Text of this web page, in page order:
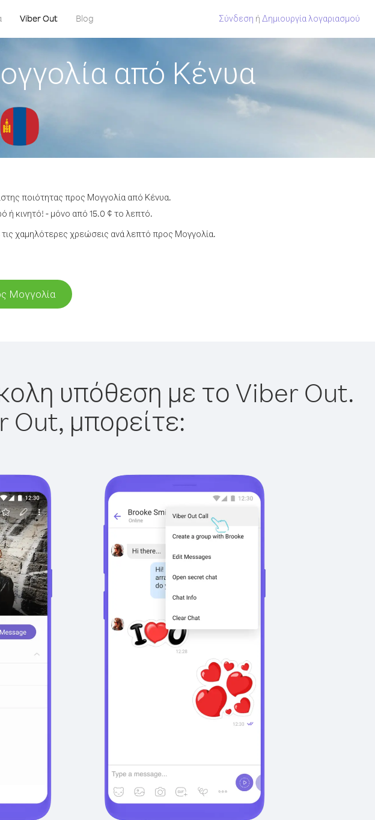
Viber Out Blog Σύνδεση ή Δημιουργία λογαριασμού
από Κένυα
ποιότητας προς Μογγολία από Κένυα.
ή κινητό! - μόνο από 15.0 ¢ το λεπτό.
χαμηλότερες χρεώσεις ανά λεπτό προς Μογγολία.
Μογγολία
υπόθεση με το Viber Out.
Out, μπορείτε: